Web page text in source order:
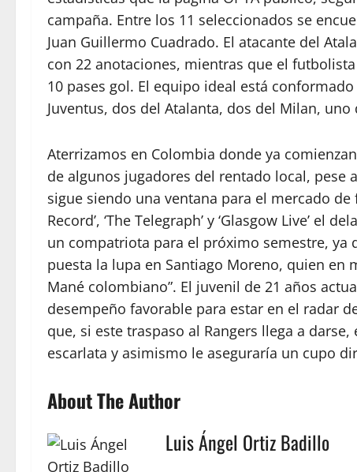
campaña. Entre los 11 seleccionados se
Juan Guillermo Cuadrado. El atacante del
con 22 anotaciones, mientras que el
10 pases gol. El equipo ideal está
Juventus, dos del Atalanta, dos del Milan,
Aterrizamos en Colombia donde ya
de algunos jugadores del rentado local, pese
sigue siendo una ventana para el mercado
Record’, ‘The Telegraph’ y ‘Glasgow Live’
un compatriota para el próximo semestre, ya
puesta la lupa en Santiago Moreno, quien en
Mané colombiano”. El juvenil de 21 años
desempeño favorable para estar en el radar
que, si este traspaso al Rangers llega a
escarlata y asimismo le aseguraría un cupo
About The Author
Luis Ángel Ortiz Badillo